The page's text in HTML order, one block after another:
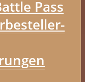
Pass